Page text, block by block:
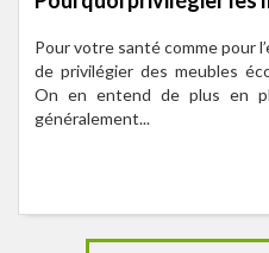
Pour votre santé comme pour
de privilégier des meubles
On en entend de plus en
généralement...